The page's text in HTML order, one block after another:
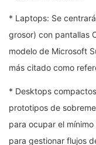
* Laptops: Se
grosor) con pantallas
modelo de Microsoft
más citado como
* Desktops
prototipos de
para ocupar el
para gestionar flujos